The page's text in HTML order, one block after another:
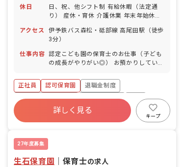
休日
日、祝、他シフト制 有給休暇（法定通
り） 産休・育休 介護休業 年末年始休暇
能性有
アクセス
伊予鉄バス森松・砥部線 高尾田駅（徒歩
3分）
仕事内容 認定こども園の保育士のお仕事（子ども
の成長がやりがい◎） お預かりしている
・食事・睡眠・排泄・清潔・衣類の着脱
等 ・集団生活を通じた社会性の装着 ・
行事の計画・実行、お知らせの作成
正社員 認可保育園
退職金制度
ボーナス・賞与あり
社会保険完備
有給
福利厚生充実
昇給昇進あり
産休育休制度
詳しく見る
キープ
27年度募集
生石保育園 保育士の求人